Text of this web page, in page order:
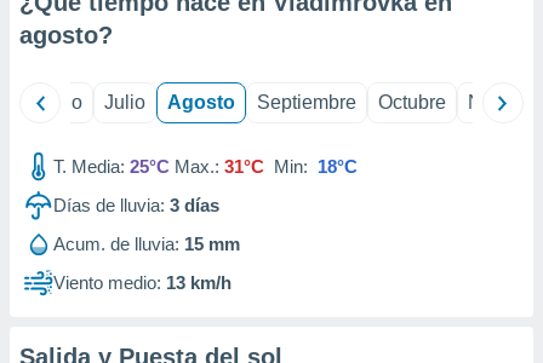
e
publicidad
publicidad
de
agosto?
Junio Julio Agosto Septiembre Octubre
T. Media: 25°C Max.: 31°C Min: 18°C
Días de lluvia: 3 días
Acum. de lluvia: 15 mm
Viento medio: 13 km/h
Salida y Puesta del sol